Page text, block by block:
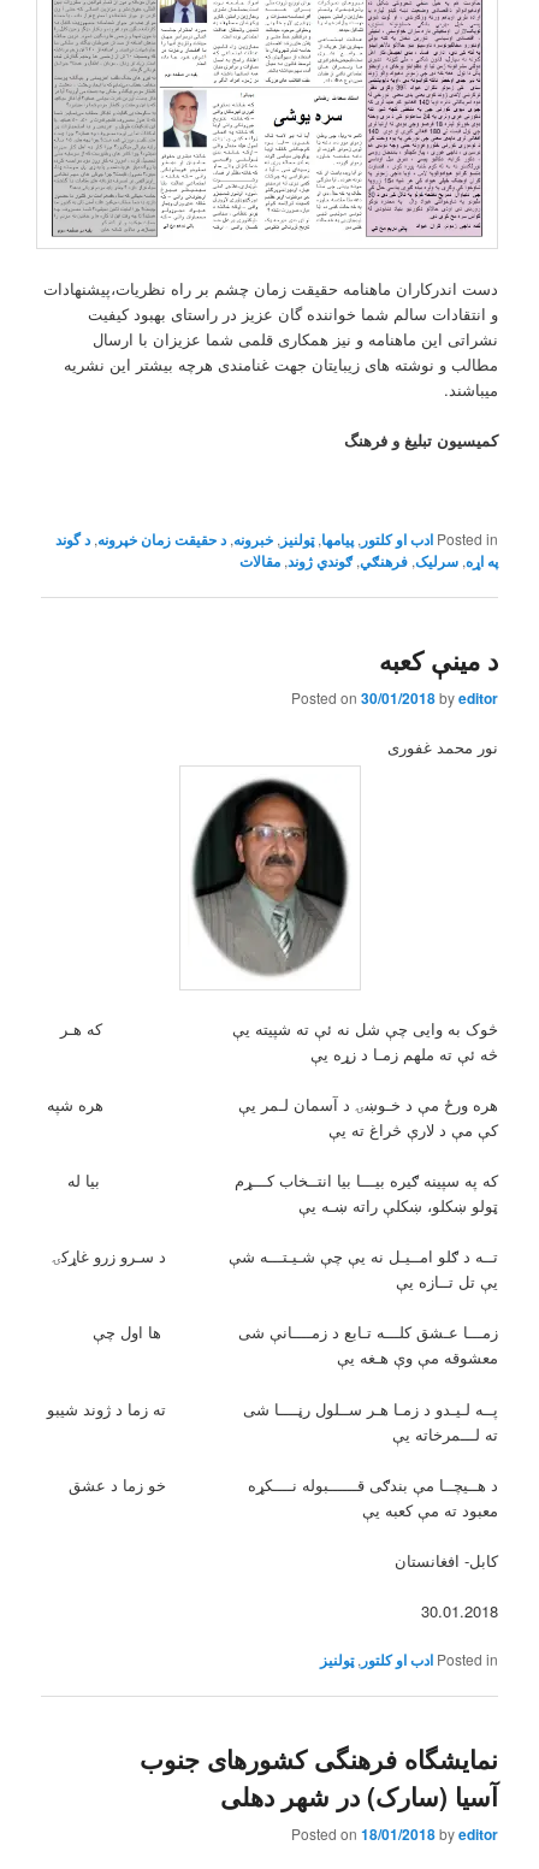
دست اندرکاران ماهنامه حقیقت زمان چشم بر راه نظریات،پیشنهادات
و انتقادات سالم شما خواننده گان عزیز در راستای بهبود کیفیت
نشراتی این ماهنامه و نیز همکاری قلمی شما عزیزان با ارسال
مطالب و نوشته های زیبایتان جهت غنامندی هرچه بیشتر این نشریه
میباشند.
کمیسیون تبلیغ و فرهنگ
Posted in ادب او کلتور,پیامها,
‎‎ټولنیز ,خبرونه,د حقیقت زمان خپرونه,د گوند
په اړه,سرلیک,
‎فرهنګي ,ګوندي ژوند,مقالات
د مينې کعبه
Posted on 30/01/2018byeditor
نور محمد غفوری
څوک به وایی چې شل نه ئې ته شپیته یې که هـر
څه ئې ته ملهم زمـا د زړه یې
هره ورځ مې د خـوښۍ د آسمان لـمر یې هره شپه
کې مې د لارې څراغ ته یې
که په سپینه ګیره بیـــا بیا انتــخاب کـــړم بیا له
ټولو ښکلو، ښکلې راته ښـه یې
تــه د ګلو امــیـل نه یې چې شـیـتـــه شې د سـرو زرو غاړکۍ
یې تل تــازه یې
زمـــا عـشق کلـــه تـابع د زمــــانې شی ها اول چې
معشوقه مې وې هـغه یې
پــه لـیـدو د زمـا هـر ســلول رڼــــا شی ته زما د ژوند شیبو
ته لـــمرخاته یې
د هــیچــا مې بندګی قــــــبوله نــــکړه خو زما د عشق
معبود ته مې کعبه یې
کابل- افغانستان
30.01.2018
Posted in ادب او کلتور,
‎‎ټولنیز
نمایشگاه فرهنگی کشورهای جنوب
آسیا (سارک) در شهر دهلی
Posted on 18/01/2018byeditor